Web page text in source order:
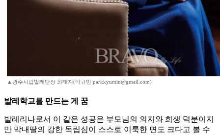
▲광주시립발레단장 최태지(박규민 parkkyumin@gmail.com)
발레학교를 만드는 게 꿈
발레리나로서 이 같은 성공은 부모님의 의지와 희생 덕분이지
만 막내딸의 강한 독립심이 스스로 이룩한 면도 크다고 볼 수